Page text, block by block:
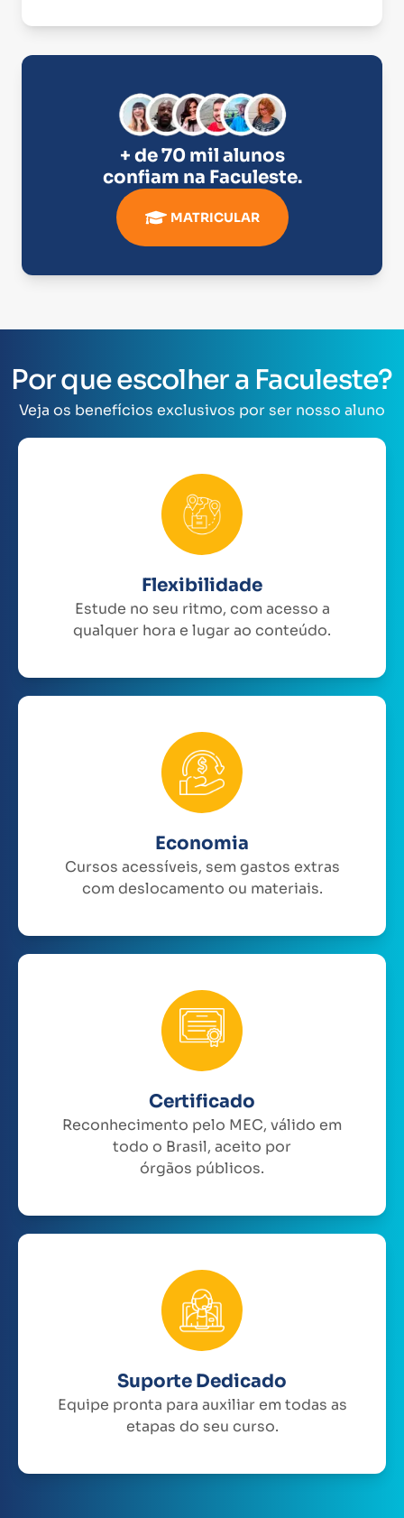
+ de 70 mil alunos
confiam na Faculeste.
MATRICULAR
Por que escolher a Faculeste?
Veja os benefícios exclusivos por ser nosso aluno
Flexibilidade
Estude no seu ritmo, com acesso a
qualquer hora e lugar ao conteúdo.
Economia
Cursos acessíveis, sem gastos extras
com deslocamento ou materiais.
Certificado
Reconhecimento pelo MEC, válido em
todo o Brasil, aceito por
órgãos públicos.
Suporte Dedicado
Equipe pronta para auxiliar em todas as
etapas do seu curso.